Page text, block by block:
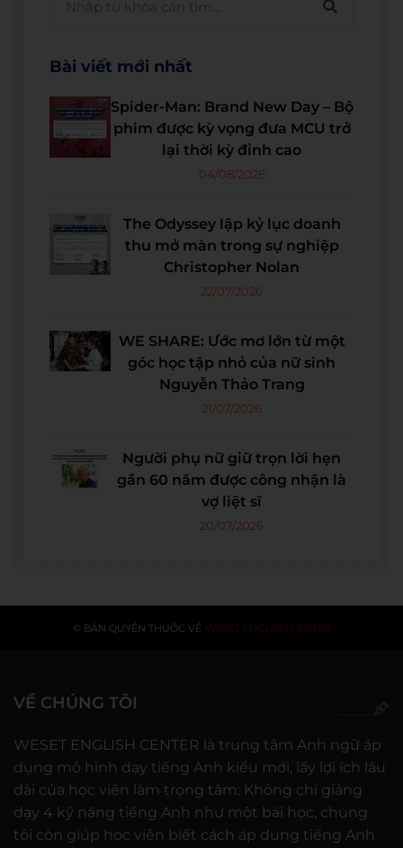
Bài viết mới nhất
Spider-Man: Brand New Day – Bộ
phim được kỳ vọng đưa MCU trở
lại thời kỳ đỉnh cao
04/08/2026
The Odyssey lập kỷ lục doanh
thu mở màn trong sự nghiệp
Christopher Nolan
22/07/2026
WE SHARE: Ước mơ lớn từ một
góc học tập nhỏ của nữ sinh
Nguyễn Thảo Trang
21/07/2026
Người phụ nữ giữ trọn lời hẹn
gần 60 năm được công nhận là
vợ liệt sĩ
20/07/2026
© BẢN QUYỀN THUỘC VỀ WESET ENGLISH CENTER
VỀ CHÚNG TÔI
WESET ENGLISH CENTER là trung tâm Anh ngữ áp
dụng mô hình dạy tiếng Anh kiểu mới, lấy lợi ích lâu
dài của học viên làm trọng tâm: Không chỉ giảng
dạy 4 kỹ năng tiếng Anh như một bài học, chúng
tôi còn giúp học viên biết cách áp dụng tiếng Anh